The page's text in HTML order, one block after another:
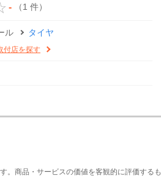
- （1 件）
ル タイヤ
付店を探す
。商品・サービスの価値を客観的に評価するも